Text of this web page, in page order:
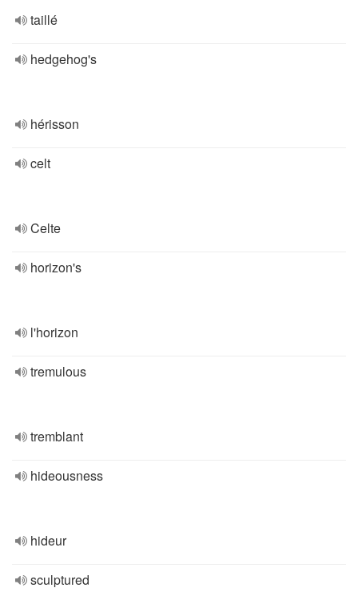
taillé
hedgehog's
hérisson
celt
Celte
horizon's
l'horizon
tremulous
tremblant
hideousness
hideur
sculptured